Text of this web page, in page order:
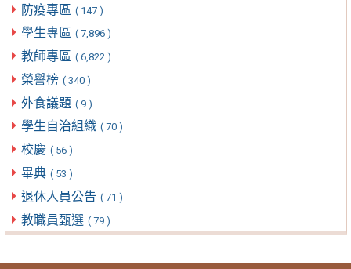
防疫專區 ( 147 )
學生專區 ( 7,896 )
教師專區 ( 6,822 )
榮譽榜 ( 340 )
外食議題 ( 9 )
學生自治組織 ( 70 )
校慶 ( 56 )
畢典 ( 53 )
退休人員公告 ( 71 )
教職員甄選 ( 79 )